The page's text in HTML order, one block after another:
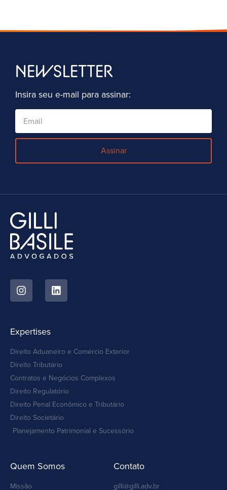
NEWSLETTER
Insira seu e-mail para assinar:
Assinar
Expertises
Direito Aduaneiro e Comércio Exterior
Direito Tributário
Contratos e Negócios Complexos
Direito Regulatório
Direito Penal Econômico e Tributário
Direito Societário
Planejamento Patrimonial e Sucessório
Quem Somos
Missão
Contato
gilli@gilli.adv.br